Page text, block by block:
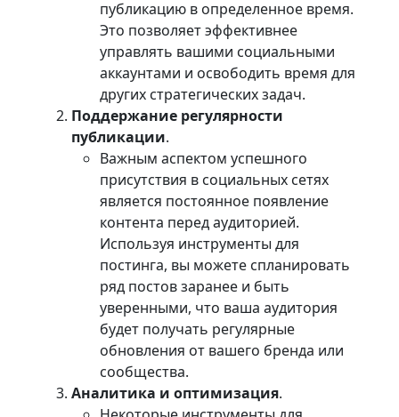
публикацию в определенное время.
Это позволяет эффективнее
управлять вашими социальными
аккаунтами и освободить время для
других стратегических задач.
Поддержание регулярности
публикации.
Важным аспектом успешного
присутствия в социальных сетях
является постоянное появление
контента перед аудиторией.
Используя инструменты для
постинга, вы можете спланировать
ряд постов заранее и быть
уверенными, что ваша аудитория
будет получать регулярные
обновления от вашего бренда или
сообщества.
Аналитика и оптимизация.